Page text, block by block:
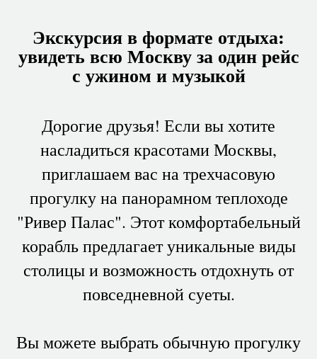
Экскурсия в формате отдыха:
увидеть всю Москву за один рейс
с ужином и музыкой
Дорогие друзья! Если вы хотите
насладиться красотами Москвы,
приглашаем вас на трехчасовую
прогулку на панорамном теплоходе
"Ривер Палас". Этот комфортабельный
корабль предлагает уникальные виды
столицы и возможность отдохнуть от
повседневной суеты.
Вы можете выбрать обычную прогулку